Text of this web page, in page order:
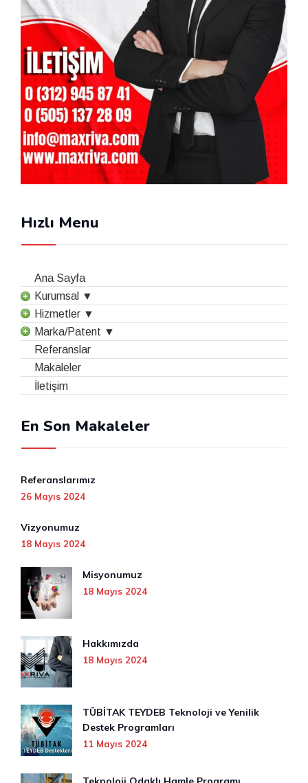
Hızlı Menu
Ana Sayfa
Kurumsal ▼
Hizmetler ▼
Marka/Patent ▼
Referanslar
Makaleler
İletişim
En Son Makaleler
Referanslarımız
26 Mayıs 2024
Vizyonumuz
18 Mayıs 2024
Misyonumuz
18 Mayıs 2024
Hakkımızda
18 Mayıs 2024
TÜBİTAK TEYDEB Teknoloji ve Yenilik
Destek Programları
11 Mayıs 2024